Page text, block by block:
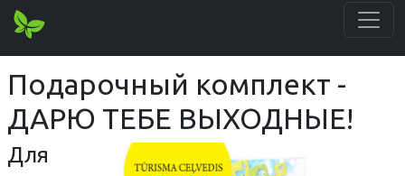
Подарочный комплект -
ДАРЮ ТЕБЕ ВЫХОДНЫЕ!
Для